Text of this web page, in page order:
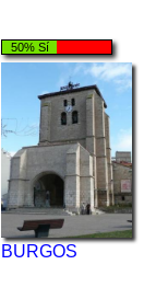
50% Sí
BURGOS